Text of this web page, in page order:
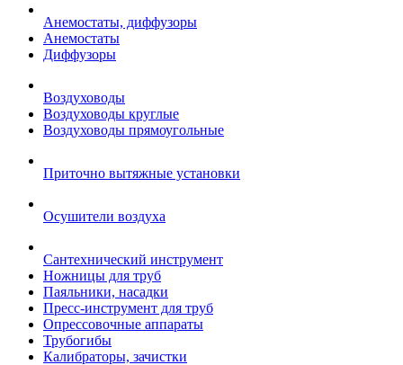
Анемостаты, диффузоры
Анемостаты
Диффузоры
Воздуховоды
Воздуховоды круглые
Воздуховоды прямоугольные
Приточно вытяжные установки
Осушители воздуха
Сантехнический инструмент
Ножницы для труб
Паяльники, насадки
Пресс-инструмент для труб
Опрессовочные аппараты
Трубогибы
Калибраторы, зачистки